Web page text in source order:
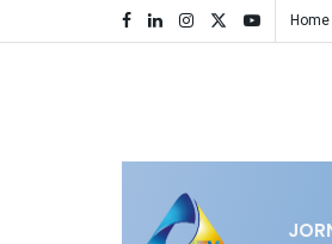
Home